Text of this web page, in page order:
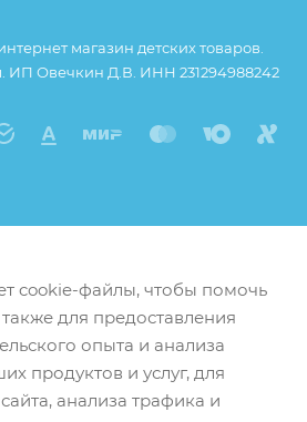
магазин детских товаров.
ИП Овечкин Д.В. ИНН 231294988242
cookie-файлы, чтобы помочь
для предоставления
опыта и анализа
продуктов и услуг, для
анализа трафика и